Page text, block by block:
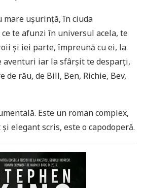
mare ușurință, în ciuda
te afunzi în universul acela, te
și iei parte, împreună cu ei, la
aventuri iar la sfârșit te desparți,
de rău, de Bill, Ben, Richie, Bev,
Este un roman complex,
elegant scris, este o capodoperă.